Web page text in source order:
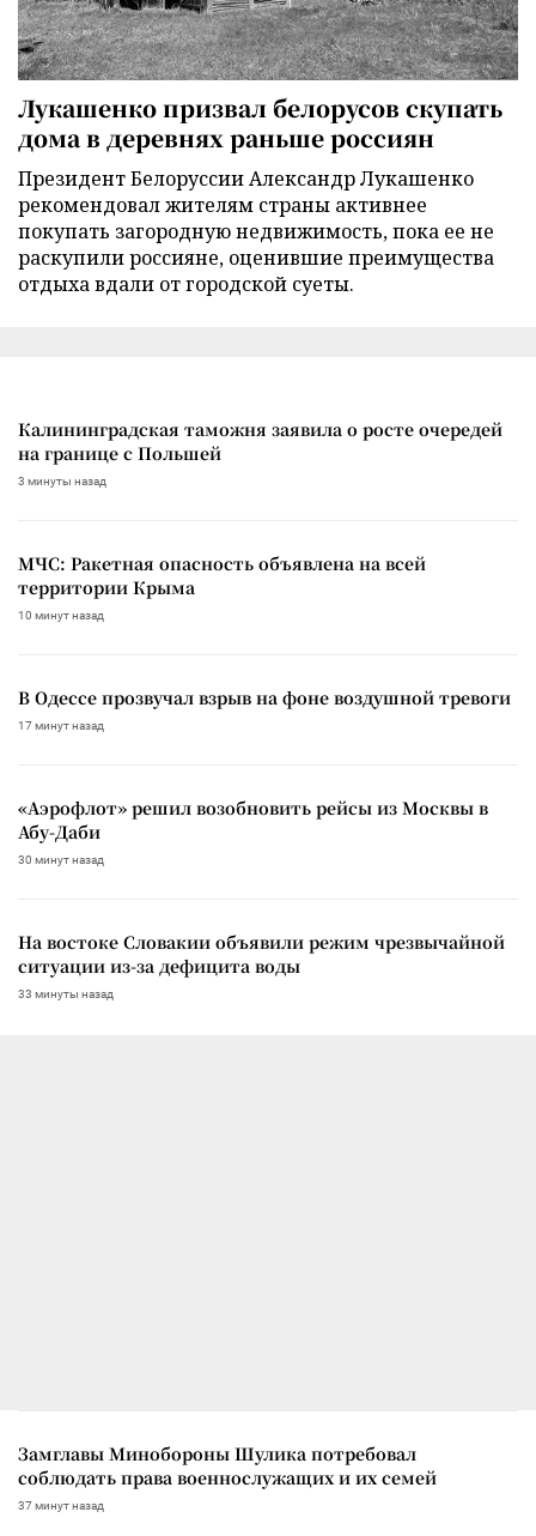
Лукашенко призвал белорусов скупать
дома в деревнях раньше россиян
Президент Белоруссии Александр Лукашенко
рекомендовал жителям страны активнее
покупать загородную недвижимость, пока ее не
раскупили россияне, оценившие преимущества
отдыха вдали от городской суеты.
Калининградская таможня заявила о росте очередей
на границе с Польшей
3 минуты назад
МЧС: Ракетная опасность объявлена на всей
территории Крыма
10 минут назад
В Одессе прозвучал взрыв на фоне воздушной тревоги
17 минут назад
«Аэрофлот» решил возобновить рейсы из Москвы в
Абу-Даби
30 минут назад
На востоке Словакии объявили режим чрезвычайной
ситуации из-за дефицита воды
33 минуты назад
Замглавы Минобороны Шулика потребовал
соблюдать права военнослужащих и их семей
37 минут назад